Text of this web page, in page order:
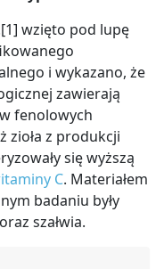
wzięto pod lupę
i wykazano, że
zawierają
fenolowych
zioła z produkcji
się wyższą
C. Materiałem
badaniu były
szałwia.